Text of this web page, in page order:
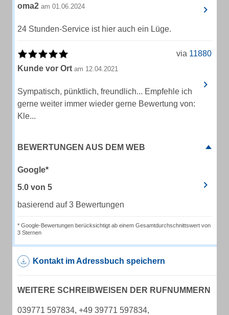
oma2 am 01.06.2024
24 Stunden-Service ist hier auch ein Lüge.
via 11880
Kunde vor Ort am 12.04.2021
Sympatisch, pünktlich, freundlich... Empfehle ich
gerne weiter immer wieder gerne Bewertung von:
Kle...
BEWERTUNGEN AUS DEM WEB
Google*
5.0 von 5
basierend auf 3 Bewertungen
* Google-Bewertungen berücksichtigt ab einem Gesamtdurchschnittswert von
3 Sternen
Kontakt im Adressbuch speichern
WEITERE SCHREIBWEISEN DER RUFNUMMERN
039771 597834, +49 39771 597834,